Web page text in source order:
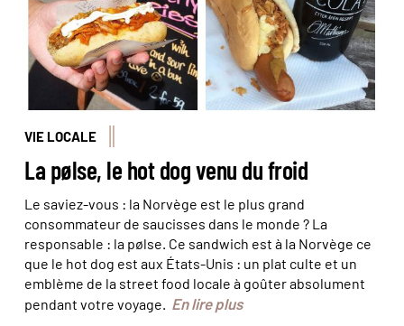
VIE LOCALE
La pølse, le hot dog venu du froid
Le saviez-vous : la Norvège est le plus grand
consommateur de saucisses dans le monde ? La
responsable : la pølse. Ce sandwich est à la Norvège ce
que le hot dog est aux États-Unis : un plat culte et un
emblème de la street food locale à goûter absolument
pendant votre voyage.
En lire plus